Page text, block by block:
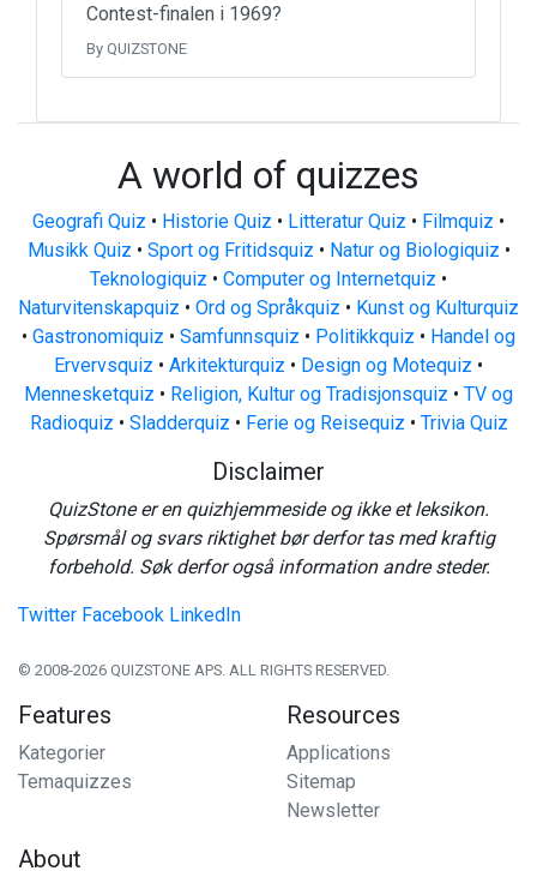
Contest-finalen i 1969?
By QUIZSTONE
A world of quizzes
Geografi Quiz • Historie Quiz • Litteratur Quiz • Filmquiz •
Musikk Quiz • Sport og Fritidsquiz • Natur og Biologiquiz •
Teknologiquiz • Computer og Internetquiz •
Naturvitenskapquiz • Ord og Språkquiz • Kunst og Kulturquiz
• Gastronomiquiz • Samfunnsquiz • Politikkquiz • Handel og
Ervervsquiz • Arkitekturquiz • Design og Motequiz •
Mennesketquiz • Religion, Kultur og Tradisjonsquiz • TV og
Radioquiz • Sladderquiz • Ferie og Reisequiz • Trivia Quiz
Disclaimer
QuizStone er en quizhjemmeside og ikke et leksikon.
Spørsmål og svars riktighet bør derfor tas med kraftig
forbehold. Søk derfor også information andre steder.
Twitter Facebook LinkedIn
© 2008-2026 QUIZSTONE APS. ALL RIGHTS RESERVED.
Features
Kategorier
Temaquizzes
Resources
Applications
Sitemap
Newsletter
About